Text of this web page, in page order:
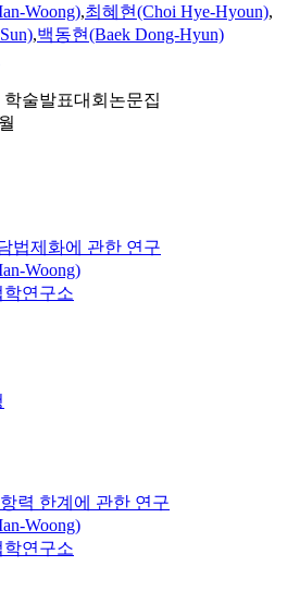
Woong),최혜현(Choi Hye-Hyoun),
,백동현(Baek Dong-Hyun)
술발표대회논문집
법제화에 관한 연구
Woong)
연구소
력 한계에 관한 연구
Woong)
연구소